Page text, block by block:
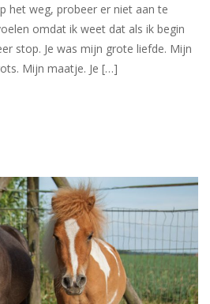
het weg, probeer er niet aan te
omdat ik weet dat als ik begin
stop. Je was mijn grote liefde. Mijn
Mijn maatje. Je […]